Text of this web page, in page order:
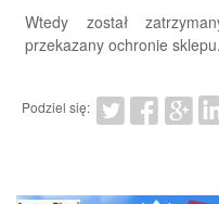
Wtedy został
przekazany ochronie sklepu.
Podziel się: